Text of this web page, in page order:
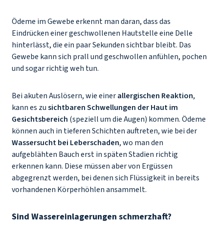
Ödeme im Gewebe erkennt man daran, dass das
Eindrücken einer geschwollenen Hautstelle eine Delle
hinterlässt, die ein paar Sekunden sichtbar bleibt. Das
Gewebe kann sich prall und geschwollen anfühlen, pochen
und sogar richtig weh tun.
Bei akuten Auslösern, wie einerallergischen Reaktion,
kann es zusichtbaren Schwellungen der Haut im
Gesichtsbereich (speziell um die Augen) kommen. Ödeme
können auch in tieferen Schichten auftreten, wie bei der
Wassersucht bei Leberschaden, wo man den
aufgeblähten Bauch erst in späten Stadien richtig
erkennen kann. Diese müssen aber von Ergüssen
abgegrenzt werden, bei denen sich Flüssigkeit in bereits
vorhandenen Körperhöhlen ansammelt.
Sind Wassereinlagerungen schmerzhaft?